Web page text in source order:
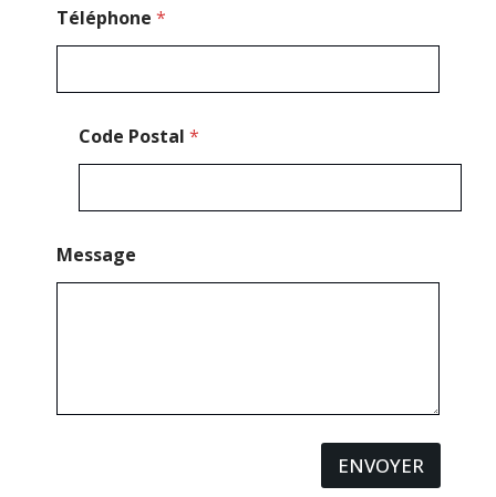
a
Téléphone *
Code Postal *
Message
ENVOYER